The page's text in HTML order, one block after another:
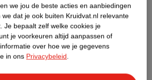
Score
Dit product heeft (nog) geen Nature
Impact Score.
Meer informatie
we jou de beste acties en aanbiedingen
dat je ook buiten Kruidvat.nl relevante
Je bepaalt zelf welke cookies je
je voorkeuren altijd aanpassen of
over hoe we je gegevens
in ons Privacybeleid.